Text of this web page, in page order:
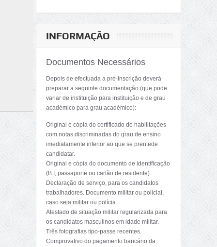
INFORMAÇÃO
Documentos Necessários
Depois de efectuada a pré-inscrição deverá
preparar a seguinte documentação (que pode
variar de instituição para instituição e de grau
académico para grau académico):
Original e cópia do certificado de habilitações
com notas discriminadas do grau de ensino
imediatamente inferior ao que se prentede
candidatar.
Original e cópia do documento de identificação
(B.I, passaporte ou cartão de residente).
Declaração de serviço, para os candidatos
trabalhadores. Documento militar ou policial,
caso seja militar ou polícia.
Atestado de situação militar regularizada para
os candidatos masculinos em idade militar.
Três fotografias tipo-passe recentes.
Comprovativo do pagamento bancário da